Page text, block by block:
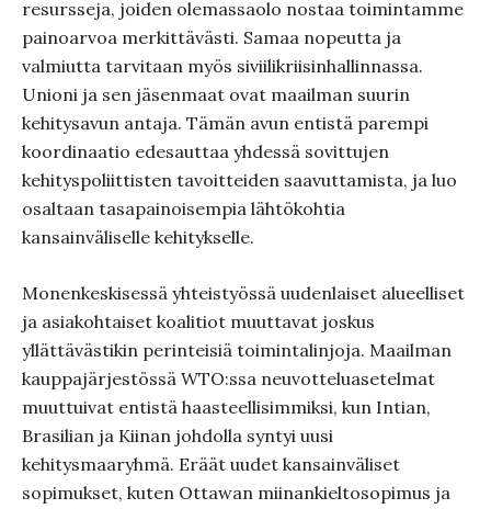
resursseja, joiden olemassaolo nostaa toimintamme
painoarvoa merkittävästi. Samaa nopeutta ja
valmiutta tarvitaan myös siviilikriisinhallinnassa.
Unioni ja sen jäsenmaat ovat maailman suurin
kehitysavun antaja. Tämän avun entistä parempi
koordinaatio edesauttaa yhdessä sovittujen
kehityspoliittisten tavoitteiden saavuttamista, ja luo
osaltaan tasapainoisempia lähtökohtia
kansainväliselle kehitykselle.
Monenkeskisessä yhteistyössä uudenlaiset alueelliset
ja asiakohtaiset koalitiot muuttavat joskus
yllättävästikin perinteisiä toimintalinjoja. Maailman
kauppajärjestössä WTO:ssa neuvotteluasetelmat
muuttuivat entistä haasteellisimmiksi, kun Intian,
Brasilian ja Kiinan johdolla syntyi uusi
kehitysmaaryhmä. Eräät uudet kansainväliset
sopimukset, kuten Ottawan miinankieltosopimus ja